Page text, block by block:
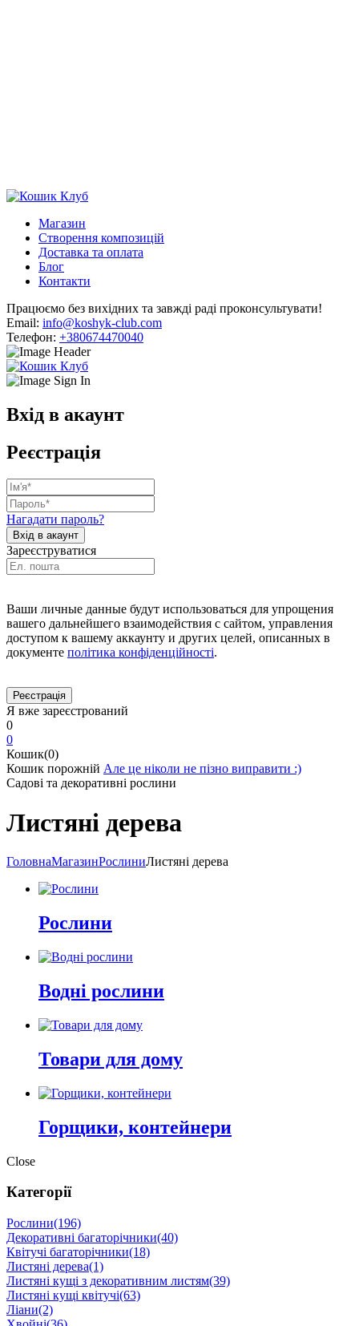
Магазин
Створення композицій
Доставка та оплата
Блог
Контакти
Працюємо без вихідних та завжді раді проконсультувати!
Email: info@koshyk-club.com
Телефон: +380674470040
Вхід в акаунт
Реєстрація
Нагадати пароль?
Зареєструватися
Ваши личные данные будут использоваться для упрощения
вашего дальнейшего взаимодействия с сайтом, управления
доступом к вашему аккаунту и других целей, описанных в
документе політика конфіденційності.
Я вже зареєстрований
0
0
Кошик(0)
Кошик порожній Але це ніколи не пізно виправити :)
Садові та декоративні рослини
Листяні дерева
ГоловнаМагазинРослиниЛистяні дерева
Рослини
Водні рослини
Товари для дому
Горщики, контейнери
Close
Категорії
Рослини(196)
Декоративні багаторічники(40)
Квітучі багаторічники(18)
Листяні дерева(1)
Листяні кущі з декоративним листям(39)
Листяні кущі квітучі(63)
Ліани(2)